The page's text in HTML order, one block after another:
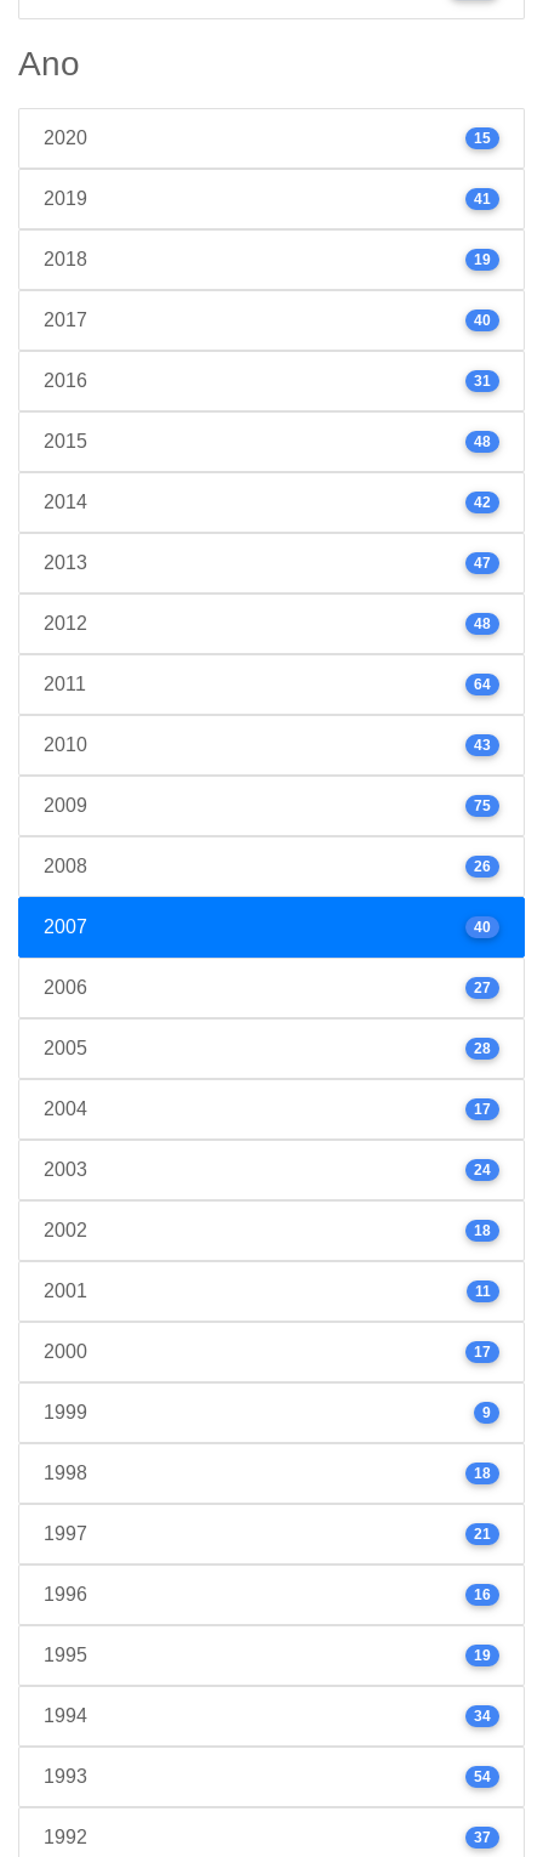
Ano
2020 15
2019 41
2018 19
2017 40
2016 31
2015 48
2014 42
2013 47
2012 48
2011 64
2010 43
2009 75
2008 26
2007 40
2006 27
2005 28
2004 17
2003 24
2002 18
2001 11
2000 17
1999 9
1998 18
1997 21
1996 16
1995 19
1994 34
1993 54
1992 37